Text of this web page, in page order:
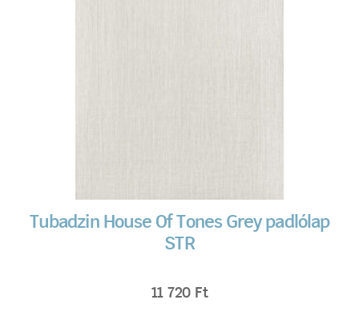
Tubadzin House Of Tones Grey padlólap
STR
11 720 Ft